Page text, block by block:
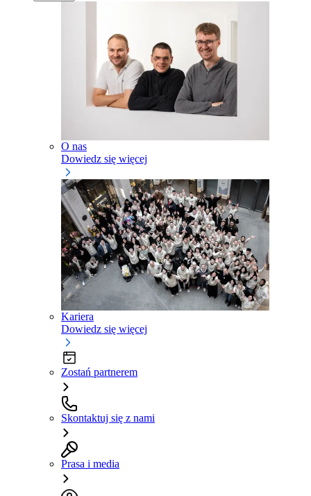
O nas
Dowiedz się więcej
Kariera
Dowiedz się więcej
Zostań partnerem
Skontaktuj się z nami
Prasa i media